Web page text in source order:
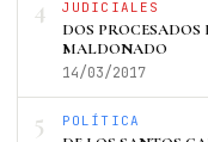
4 JUDICIALES
DOS
MALDONADO
14/03/2017
5 POLÍTICA